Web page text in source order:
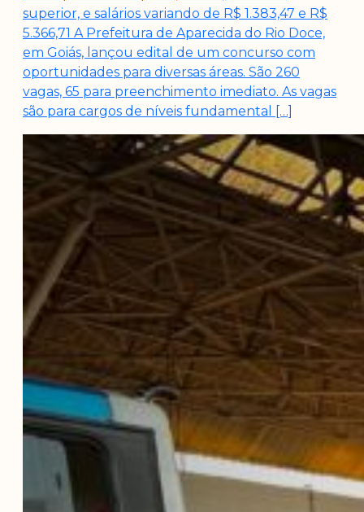
superior, e salários variando de R$ 1.383,47 e R$
5.366,71 A Prefeitura de Aparecida do Rio Doce,
em Goiás, lançou edital de um concurso com
oportunidades para diversas áreas. São 260
vagas, 65 para preenchimento imediato. As vagas
são para cargos de níveis fundamental […]